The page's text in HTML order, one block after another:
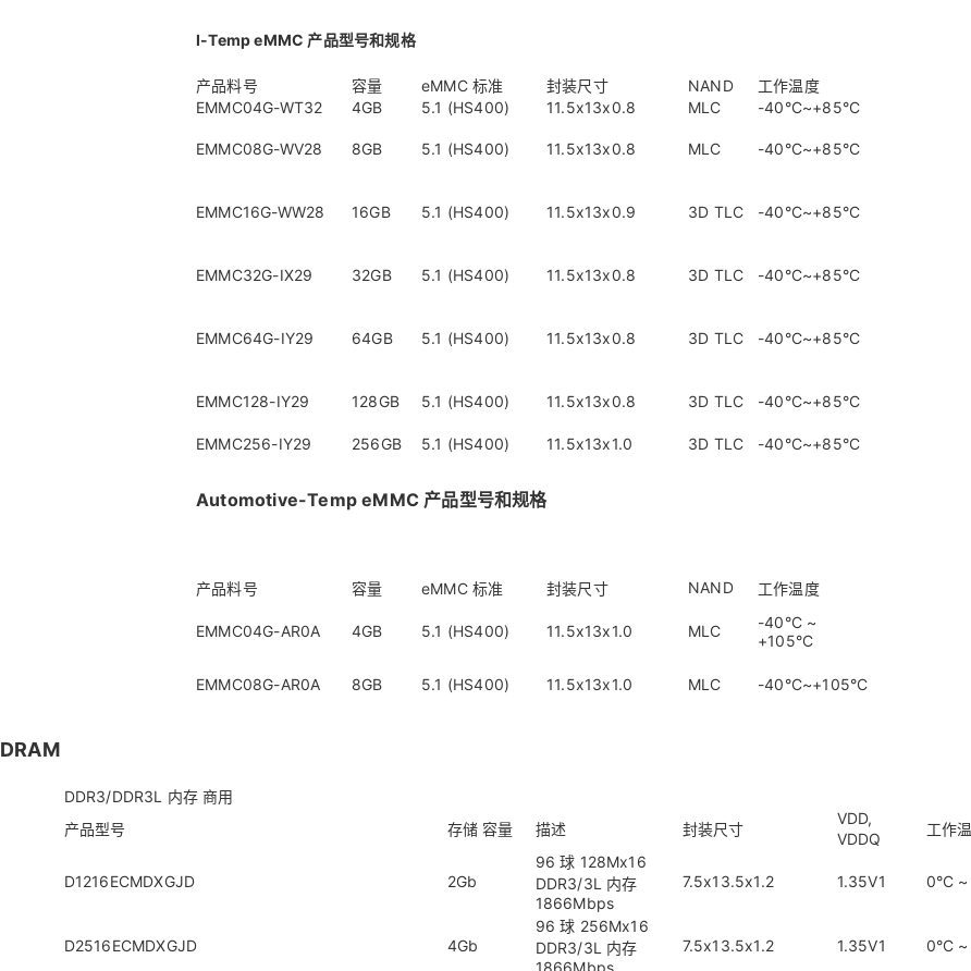
I-Temp eMMC 产品型号和规格
产品料号 容量 eMMC 标准 封装尺寸 NAND
工作温度
EMMC04G-WT32
4GB 5.1 (HS400) 11.5x13x0.8 MLC -40°C~+85°C
EMMC08G-WV28 8GB 5.1 (HS400) 11.5x13x0.8 MLC -40°C~+85°C
EMMC16G-WW28 16GB 5.1 (HS400) 11.5x13x0.9 3D TLC -40°C~+85°C
EMMC32G-IX29 32GB 5.1 (HS400) 11.5x13x0.8 3D TLC -40°C~+85°C
EMMC64G-IY29 64GB 5.1 (HS400) 11.5x13x0.8 3D TLC -40°C~+85°C
EMMC128-IY29 128GB 5.1 (HS400) 11.5x13x0.8 3D TLC -40°C~+85°C
EMMC256-IY29 256GB 5.1 (HS400) 11.5x13x1.0 3D TLC -40°C~+85°C
Automotive-Temp eMMC 产品型号和规格
产品料号 容量 eMMC 标准 封装尺寸 NAND 工作温度
EMMC04G-AR0A 4GB 5.1 (HS400) 11.5x13x1.0 MLC
-40°C ~
+105°C
EMMC08G-AR0A 8GB 5.1 (HS400) 11.5x13x1.0 MLC -40°C~+105°C
DRAM
DDR3/DDR3L 内存 商用
产品型号
存储 容量 描述 封装尺寸
VDD,
工作
VDDQ
D1216ECMDXGJD 2Gb
96 球 128Mx16
DDR3/3L 内存
1866Mbps
7.5x13.5x1.2 1.35V1 0°C
D2516ECMDXGJD 4Gb
96 球 256Mx16
DDR3/3L 内存
1866Mbps
7.5x13.5x1.2 1.35V1 0°C